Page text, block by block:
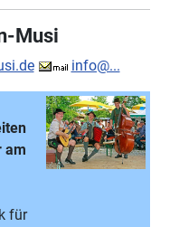
Musi
info@...
am
für